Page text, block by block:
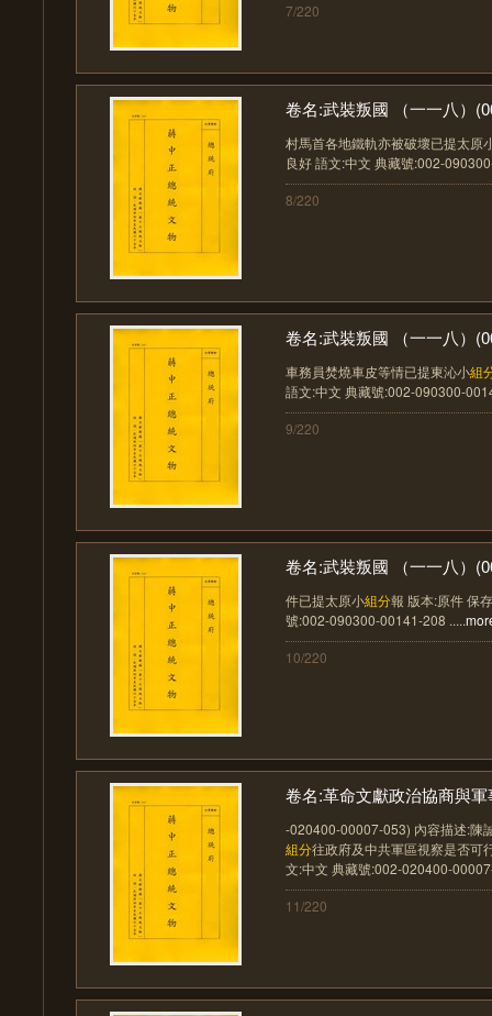
7/220
卷名:武裝叛國 （一一八）
村馬首各地鐵軌亦被破壞已提太原
良好 語文:中文 典藏號:002-
8/220
卷名:武裝叛國 （一一八）
車務員焚燒車皮等情已提東沁小組
語文:中文 典藏號:002-090300-
9/220
卷名:武裝叛國 （一一八）
件已提太原小組分報 版本:原件 保
號:002-090300-00141-208 .....
10/220
卷名:革命文獻政治協商與軍
-020400-00007-053) 內容描述:陳
組分往政府及中共軍區視察是否可
文:中文 典藏號:002-020400-
11/220